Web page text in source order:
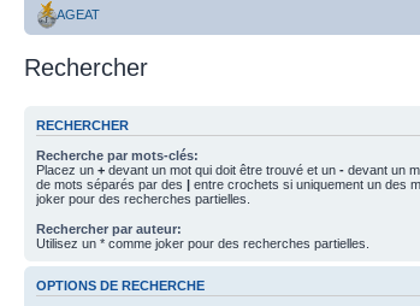
AGEAT
Rechercher
RECHERCHER
Recherche par mots-clés:
Placez un + devant un mot qui doit être trouvé et un - devant un
de mots séparés par des | entre crochets si uniquement un des
joker pour des recherches partielles.
Rechercher par auteur:
Utilisez un * comme joker pour des recherches partielles.
OPTIONS DE RECHERCHE